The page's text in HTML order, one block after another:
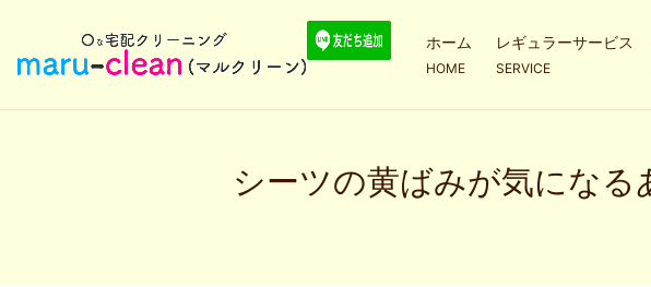
ホーム
HOME
レギュラーサービス
SERVICE
シーツの黄ばみが気にな